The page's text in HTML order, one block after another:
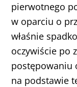
pierwotnego
w oparciu o
właśnie
oczywiście po
postępowaniu
na podstawie